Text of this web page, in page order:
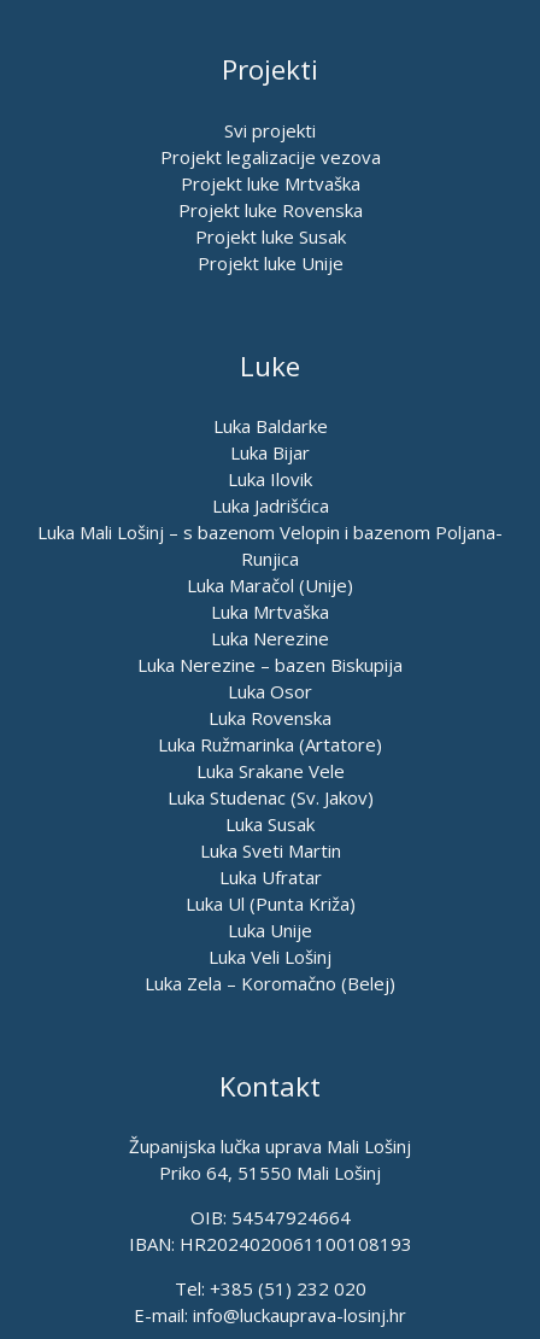
Projekti
Svi projekti
Projekt legalizacije vezova
Projekt luke Mrtvaška
Projekt luke Rovenska
Projekt luke Susak
Projekt luke Unije
Luke
Luka Baldarke
Luka Bijar
Luka Ilovik
Luka Jadrišćica
Luka Mali Lošinj – s bazenom Velopin i bazenom Poljana-
Runjica
Luka Maračol (Unije)
Luka Mrtvaška
Luka Nerezine
Luka Nerezine – bazen Biskupija
Luka Osor
Luka Rovenska
Luka Ružmarinka (Artatore)
Luka Srakane Vele
Luka Studenac (Sv. Jakov)
Luka Susak
Luka Sveti Martin
Luka Ufratar
Luka Ul (Punta Križa)
Luka Unije
Luka Veli Lošinj
Luka Zela – Koromačno (Belej)
Kontakt
Županijska lučka uprava Mali Lošinj
Priko 64, 51550 Mali Lošinj
OIB: 54547924664
IBAN: HR2024020061100108193
Tel: +385 (51) 232 020
E-mail: info@luckauprava-losinj.hr